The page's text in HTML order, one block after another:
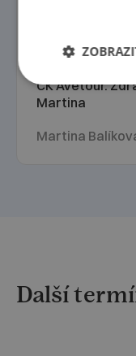
vybrány též
nedošlo k
CK Avetour.
Martina
Martina
Další